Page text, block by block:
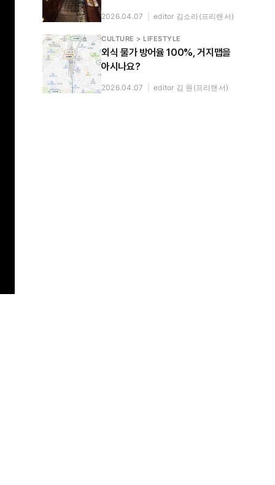
2026.04.07 editor 김소라(프리랜서)
CULTURE > LIFESTYLE
외식 물가 방어율 100%, 거지맵을
아시나요?
2026.04.07 editor 김 원(프리랜서)